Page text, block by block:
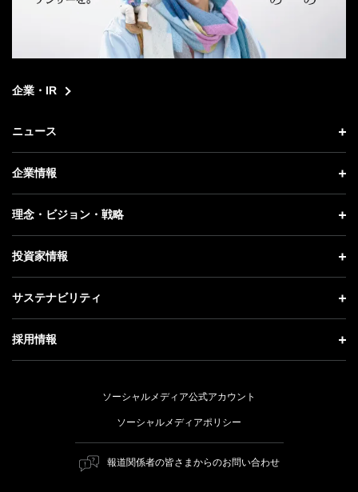
企業・IR
ニュース
ニュース トップ
プレスリリース
更新情報
記者説明会
企業情報
企業情報 トップ
社長メッセージ
事業紹介
ガバナンス
理念・ビジョン・戦略
理念・ビジョン・戦略 トップ
成長戦略「Activate AI for Society」
人材戦略
投資家情報
投資家情報 トップ
経営方針
個人投資家の皆さまへ
株式と社債について
サステナビリティ
サステナビリティ トップ
トップメッセージ
ESG方針・体制
マテリアリティ（重要課題）
採用情報
障がい者採用
ソーシャルメディア公式アカウント
ソーシャルメディアポリシー
報道関係者の皆さまからのお問い合わせ